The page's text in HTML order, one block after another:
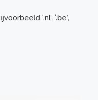
‘.nl’, ‘.be’,